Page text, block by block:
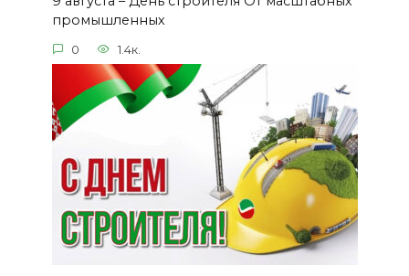
промышленных
0 1.4к.